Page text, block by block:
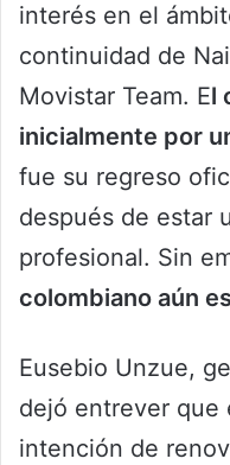
interés en el
continuidad de
Movistar Team. El
inicialmente por
fue su regreso
después de estar
profesional. Sin
colombiano aún
Eusebio Unzue,
dejó entrever que
intención de